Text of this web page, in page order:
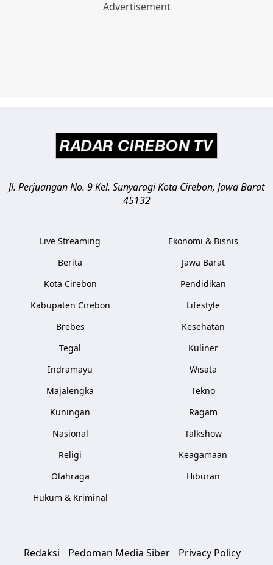
Jl. Perjuangan No. 9 Kel. SunyaragiKota Cirebon, Jawa Barat
45132
Live Streaming
Berita
Kota Cirebon
Kabupaten Cirebon
Brebes
Tegal
Indramayu
Majalengka
Kuningan
Nasional
Religi
Olahraga
Hukum & Kriminal
Ekonomi & Bisnis
Jawa Barat
Pendidikan
Lifestyle
Kesehatan
Kuliner
Wisata
Tekno
Ragam
Talkshow
Keagamaan
Hiburan
Redaksi Pedoman Media Siber Privacy Policy